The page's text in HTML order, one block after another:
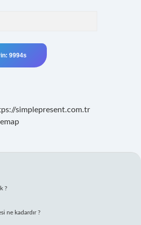
simplepresent.com.tr
?
ne kadardır ?